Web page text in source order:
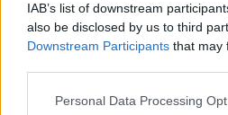
IAB’s list of downstream
also be disclosed by us to third
Downstream Participants that may
Please note that this website/app
Personal Data Processing
τουMIT , τονίζει πως τοtFUS
τεστάρουμε ανταγωνιστικές
Για παράδειγμα, πού